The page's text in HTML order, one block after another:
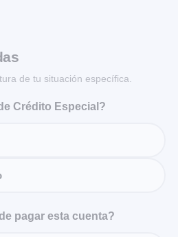
de tu situación específica.
Crédito Especial?
pagar esta cuenta?